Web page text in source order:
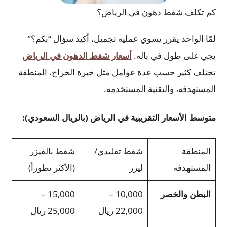
كم تكلف شفط دهون في الرياض؟
لمّا الواحد يقرر يسوي عملية تجميل، أكيد سؤال “بكم؟”
يجي على طول في باله.أسعار شفط الدهون في الرياض
تختلف كثير حسب عدة عوامل مثل خبرة الجراح، المنطقة
المستهدفة، والتقنية المستخدمة.
متوسط الأسعار التقريبية في الرياض (بالريال السعودي):
المنطقة
المستهدفة
شفط تقليدي/
ليزر
شفط بالفيزر
(الأكثر تطوراً)
البطن والخصر
10,000 –
22,000 ريال
15,000 –
25,000 ريال